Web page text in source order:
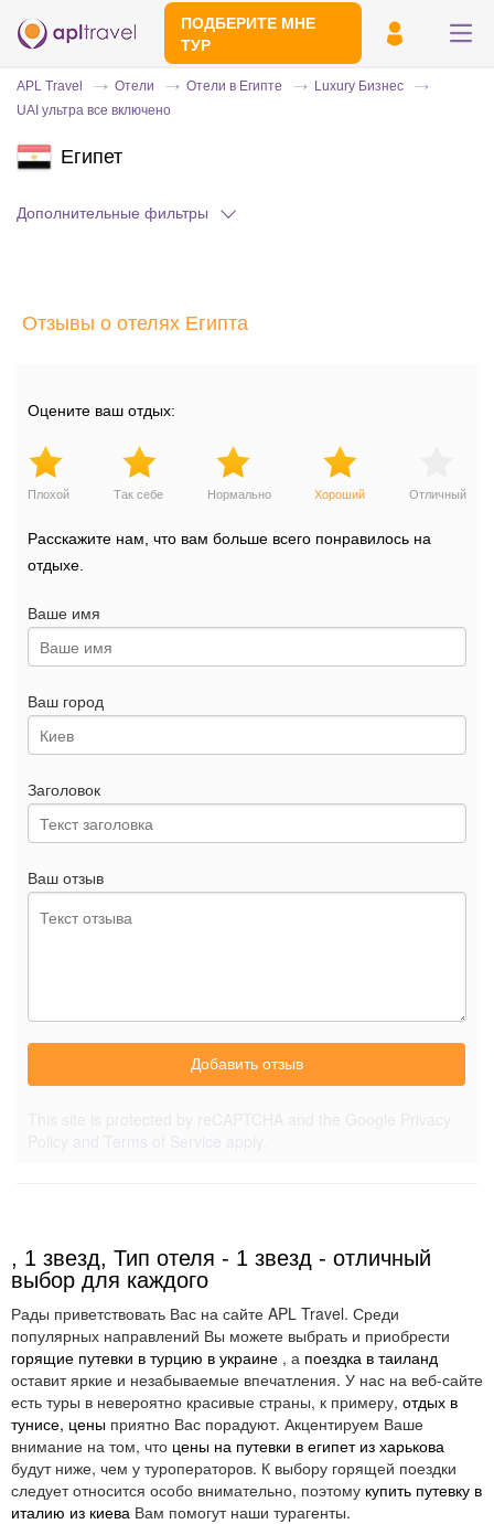
ПОДБЕРИТЕ МНЕ
ТУР
APL Travel Отели Отели в Египте
Luxury Бизнес
UAI ультра все включено
Египет
Дополнительные фильтры
Отзывы о отелях Египта
Оцените ваш отдых:
Плохой Так себе Нормально Хороший Отличный
Расскажите нам, что вам больше всего понравилось на
отдыхе.
Ваше имя
Ваш город
Заголовок
Ваш отзыв
Добавить отзыв
, 1 звезд, Тип отеля - 1 звезд - отличный
выбор для каждого
Рады приветствовать Вас на сайте APL Travel. Среди
популярных направлений Вы можете выбрать и приобрести
горящие путевки в турцию в украине , а поездка в таиланд
оставит яркие и незабываемые впечатления. У нас на веб-сайте
есть туры в невероятно красивые страны, к примеру, отдых в
тунисе, цены приятно Вас порадуют. Акцентируем Ваше
внимание на том, что цены на путевки в египет из харькова
будут ниже, чем у туроператоров. К выбору горящей поездки
следует относится особо внимательно, поэтому купить путевку в
италию из киева Вам помогут наши турагенты.